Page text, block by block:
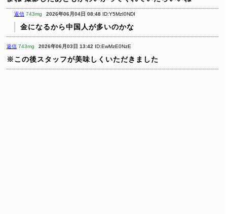
返信 743mg 2026年06月04日 08:48 ID:Y5MzI0NDI
金になるから中国人が多いのかな
返信 743mg 2026年06月03日 13:42 ID:EwMzE0NzE
※この後スタッフが美味しくいただきました